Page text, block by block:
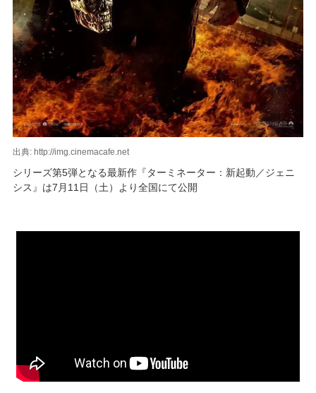
出典: http://img.cinemacafe.net
シリーズ第5弾となる最新作『ターミネーター：新起動／ジェニ
シス』は7月11日（土）より全国にて公開